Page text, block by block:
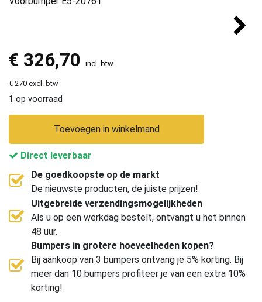
€ 326,70 incl. btw
€ 270 excl. btw
1 op voorraad
Toevoegen in winkelmand
Direct leverbaar
De goedkoopste op de markt
De nieuwste producten, de juiste prijzen!
Uitgebreide verzendingsmogelijkheden
Als u op een werkdag bestelt, ontvangt u het binnen
48 uur.
Bumpers in grotere hoeveelheden kopen?
Bij aankoop van 3 bumpers ontvang je 5% korting. Bij
meer dan 10 bumpers profiteer je van een extra 10%
korting!